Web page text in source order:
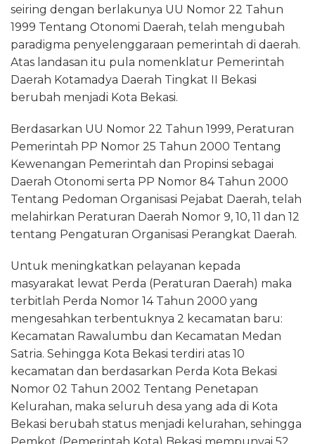
seiring dengan berlakunya UU Nomor 22 Tahun
1999 Tentang Otonomi Daerah, telah mengubah
paradigma penyelenggaraan pemerintah di daerah.
Atas landasan itu pula nomenklatur Pemerintah
Daerah Kotamadya Daerah Tingkat II Bekasi
berubah menjadi Kota Bekasi.
Berdasarkan UU Nomor 22 Tahun 1999, Peraturan
Pemerintah PP Nomor 25 Tahun 2000 Tentang
Kewenangan Pemerintah dan Propinsi sebagai
Daerah Otonomi serta PP Nomor 84 Tahun 2000
Tentang Pedoman Organisasi Pejabat Daerah, telah
melahirkan Peraturan Daerah Nomor 9, 10, 11 dan 12
tentang Pengaturan Organisasi Perangkat Daerah.
Untuk meningkatkan pelayanan kepada
masyarakat lewat Perda (Peraturan Daerah) maka
terbitlah Perda Nomor 14 Tahun 2000 yang
mengesahkan terbentuknya 2 kecamatan baru:
Kecamatan Rawalumbu dan Kecamatan Medan
Satria. Sehingga Kota Bekasi terdiri atas 10
kecamatan dan berdasarkan Perda Kota Bekasi
Nomor 02 Tahun 2002 Tentang Penetapan
Kelurahan, maka seluruh desa yang ada di Kota
Bekasi berubah status menjadi kelurahan, sehingga